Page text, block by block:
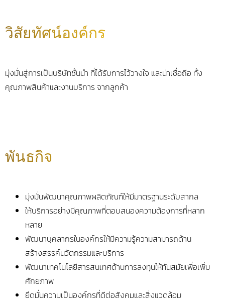
วิสัยทัศน์องค์กร
มุ่งมั่นสู่การเป็นบริษัทชั้นนำ ที่ได้รับการไว้วางใจ และน่าเชื่อถือ ทั้ง
คุณภาพสินค้าและงานบริการ จากลูกค้า
พันธกิจ
มุ่งมั่นพัฒนาคุณภาพผลิตภัณฑ์ให้มีมาตรฐานระดับสากล
ให้บริการอย่างมีคุณภาพที่ตอบสนองความต้องการที่หลาก
หลาย
พัฒนาบุคลากรในองค์กรให้มีความรู้ความสามารถด้าน
สร้างสรรค์นวัตกรรมและบริการ
พัฒนาเทคโนโลยีสารสนเทศด้านการลงทุนให้ทันสมัยเพื่อเพิ่ม
ศักยภาพ
ยึดมั่นความเป็นองค์กรที่ดีต่อสังคมและสิ่งแวดล้อม